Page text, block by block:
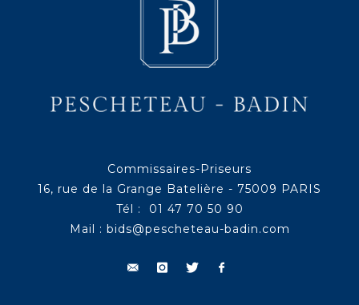
Commissaires-Priseurs
16, rue de la Grange Batelière - 75009 PARIS
Tél : 01 47 70 50 90
Mail : bids@pescheteau-badin.com